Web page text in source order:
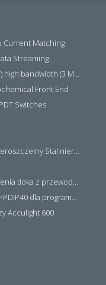
Current Matching
Streaming
TSZ182IST Very high accuracy (25 µV) high bandwidth (3 MHz) zero drift 5 V operational amplifiers
Front End
Switches
RS PRO Nakrętka zabezpieczająca Aeroszczelny Stal nierdzewna 316 Zwykłe
CE3M8P W0952029394 Czujnik położenia tłoka z przewodem i złączem M8, PNP NO, 10...30VDC, 100mA, METALWORK, METAL WORK jak MZT1-0
Adapter dedykowany ITE(LQFP128)-->PDIP40 dla programatora RT809H/RT809F (simple)
Acculight 600